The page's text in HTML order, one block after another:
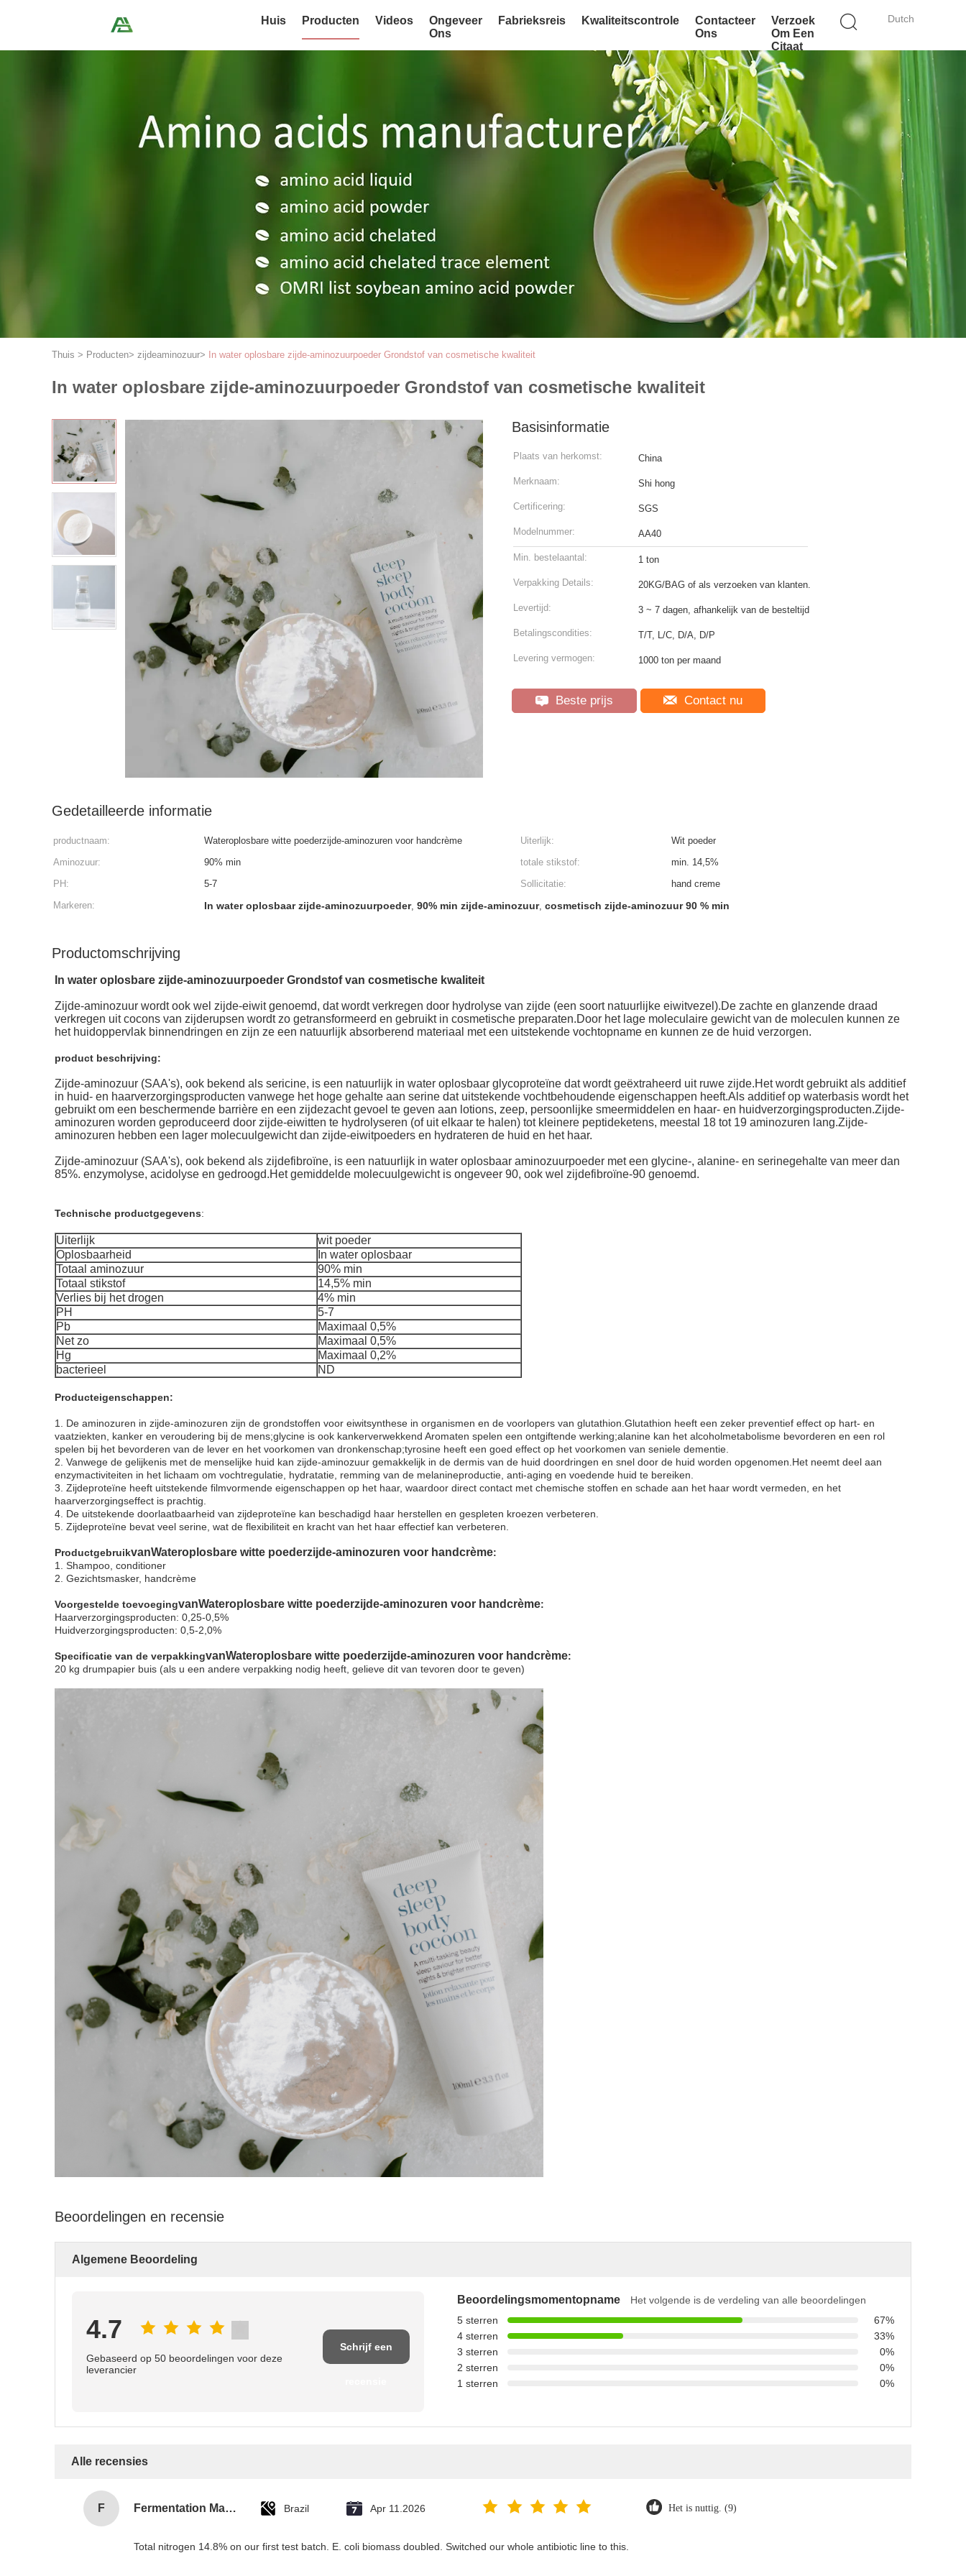
Dutch
Huis Producten Videos
Ongeveer
Ons
Fabrieksreis Kwaliteitscontrole
Contacteer
Ons
Verzoek
Om Een
Citaat
Thuis > Producten> zijdeaminozuur> In water oplosbare zijde-aminozuurpoeder Grondstof van cosmetische kwaliteit
In water oplosbare zijde-aminozuurpoeder Grondstof van cosmetische kwaliteit
Basisinformatie
Plaats van herkomst: China
Merknaam: Shi hong
Certificering: SGS
Modelnummer: AA40
Min. bestelaantal: 1 ton
Verpakking Details: 20KG/BAG of als verzoeken van klanten.
Levertijd: 3 ~ 7 dagen, afhankelijk van de besteltijd
Betalingscondities: T/T, L/C, D/A, D/P
Levering vermogen: 1000 ton per maand
Beste prijs Contact nu
Gedetailleerde informatie
productnaam: Wateroplosbare witte poederzijde-aminozuren voor handcrème Uiterlijk:
Wit poeder
Aminozuur:
90% min totale stikstof:
min. 14,5%
PH:
5-7 Sollicitatie:
hand creme
Markeren:
In water oplosbaar zijde-aminozuurpoeder, 90% min zijde-aminozuur, cosmetisch zijde-aminozuur 90 % min
Productomschrijving
In water oplosbare zijde-aminozuurpoeder Grondstof van cosmetische kwaliteit
Zijde-aminozuur wordt ook wel zijde-eiwit genoemd, dat wordt verkregen door hydrolyse van zijde (een soort natuurlijke eiwitvezel).De zachte en glanzende draad
verkregen uit cocons van zijderupsen wordt zo getransformeerd en gebruikt in cosmetische preparaten.Door het lage moleculaire gewicht van de moleculen kunnen ze
het huidoppervlak binnendringen en zijn ze een natuurlijk absorberend materiaal met een uitstekende vochtopname en kunnen ze de huid verzorgen.
product beschrijving:
Zijde-aminozuur (SAA's), ook bekend als sericine, is een natuurlijk in water oplosbaar glycoproteïne dat wordt geëxtraheerd uit ruwe zijde.Het wordt gebruikt als additief
in huid- en haarverzorgingsproducten vanwege het hoge gehalte aan serine dat uitstekende vochtbehoudende eigenschappen heeft.Als additief op waterbasis wordt het
gebruikt om een ​​beschermende barrière en een zijdezacht gevoel te geven aan lotions, zeep, persoonlijke smeermiddelen en haar- en huidverzorgingsproducten.Zijde-
aminozuren worden geproduceerd door zijde-eiwitten te hydrolyseren (of uit elkaar te halen) tot kleinere peptideketens, meestal 18 tot 19 aminozuren lang.Zijde-
aminozuren hebben een lager molecuulgewicht dan zijde-eiwitpoeders en hydrateren de huid en het haar.
Zijde-aminozuur (SAA's), ook bekend als zijdefibroïne, is een natuurlijk in water oplosbaar aminozuurpoeder met een glycine-, alanine- en serinegehalte van meer dan
85%. enzymolyse, acidolyse en gedroogd.Het gemiddelde molecuulgewicht is ongeveer 90, ook wel zijdefibroïne-90 genoemd.
Technische productgegevens:
Uiterlijk
wit poeder
Oplosbaarheid
In water oplosbaar
Totaal aminozuur
90% min
Totaal stikstof
14,5% min
Verlies bij het drogen
4% min
PH
5-7
Pb
Maximaal 0,5%
Net zo
Maximaal 0,5%
Hg
Maximaal 0,2%
bacterieel
ND
Producteigenschappen:
1. De aminozuren in zijde-aminozuren zijn de grondstoffen voor eiwitsynthese in organismen en de voorlopers van glutathion.Glutathion heeft een zeker preventief effect op hart- en
vaatziekten, kanker en veroudering bij de mens;glycine is ook kankerverwekkend Aromaten spelen een ontgiftende werking;alanine kan het alcoholmetabolisme bevorderen en een rol
spelen bij het bevorderen van de lever en het voorkomen van dronkenschap;tyrosine heeft een goed effect op het voorkomen van seniele dementie.
2. Vanwege de gelijkenis met de menselijke huid kan zijde-aminozuur gemakkelijk in de dermis van de huid doordringen en snel door de huid worden opgenomen.Het neemt deel aan
enzymactiviteiten in het lichaam om vochtregulatie, hydratatie, remming van de melanineproductie, anti-aging en voedende huid te bereiken.
3. Zijdeproteïne heeft uitstekende filmvormende eigenschappen op het haar, waardoor direct contact met chemische stoffen en schade aan het haar wordt vermeden, en het
haarverzorgingseffect is prachtig.
4. De uitstekende doorlaatbaarheid van zijdeproteïne kan beschadigd haar herstellen en gespleten kroezen verbeteren.
5. Zijdeproteïne bevat veel serine, wat de flexibiliteit en kracht van het haar effectief kan verbeteren.
ProductgebruikvanWateroplosbare witte poederzijde-aminozuren voor handcrème:
1. Shampoo, conditioner
2. Gezichtsmasker, handcrème
Voorgestelde toevoegingvanWateroplosbare witte poederzijde-aminozuren voor handcrème:
Haarverzorgingsproducten: 0,25-0,5%
Huidverzorgingsproducten: 0,5-2,0%
Specificatie van de verpakkingvanWateroplosbare witte poederzijde-aminozuren voor handcrème:
20 kg drumpapier buis (als u een andere verpakking nodig heeft, gelieve dit van tevoren door te geven)
Beoordelingen en recensie
Algemene Beoordeling
4.7
Gebaseerd op 50 beoordelingen voor deze
leverancier
Schrijf een
Beoordelingsmomentopname
Het volgende is de verdeling van alle beoordelingen
5 sterren
67%
4 sterren
33%
3 sterren
0%
2 sterren
0%
1 sterren
0%
Alle recensies
F Fermentation Manager Brazil Apr 11.2026 Het is nuttig. (9)
Total nitrogen 14.8% on our first test batch. E. coli biomass doubled. Switched our whole antibiotic line to this.